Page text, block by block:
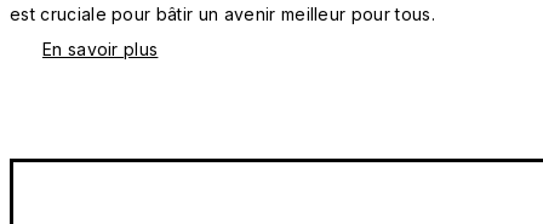
est cruciale pour bâtir un avenir meilleur pour tous.
En savoir plus